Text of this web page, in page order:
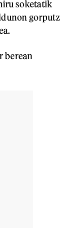
soketatik
gorputz
berean